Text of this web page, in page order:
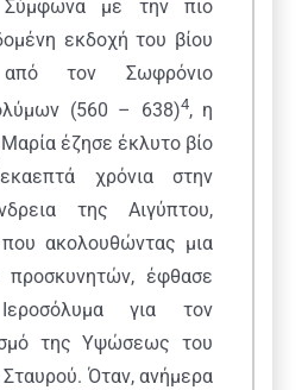
με την πιο
εκδοχή του βίου
τον Σωφρόνιο
(560 – 638)4, η
έζησε έκλυτο βίο
χρόνια στην
της Αιγύπτου,
που ακολουθώντας μια
προσκυνητών, έφθασε
για τον
της Υψώσεως του
Σταυρού. Όταν, ανήμερα